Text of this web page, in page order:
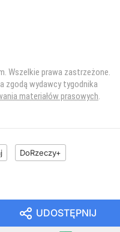
Wszelkie prawa zastrzeżone.
zgodą wydawcy tygodnika
materiałów prasowych
DoRzeczy+
UDOSTĘPNIJ